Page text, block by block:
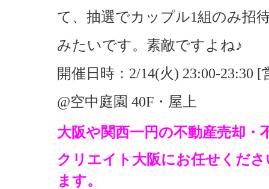
て、抽選でカップル1組のみ招
みたいです。素敵ですよね♪
開催日時：2/14(火) 23:00-23:30
@空中庭園 40F・屋上
大阪や関西一円の不動産売却・
クリエイト大阪にお任せくだ
ます。